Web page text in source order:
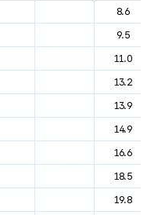
, 바람, 기압등을 안내한 표입
8.6
9.5
11.0
13.2
13.9
14.9
16.6
18.5
19.8